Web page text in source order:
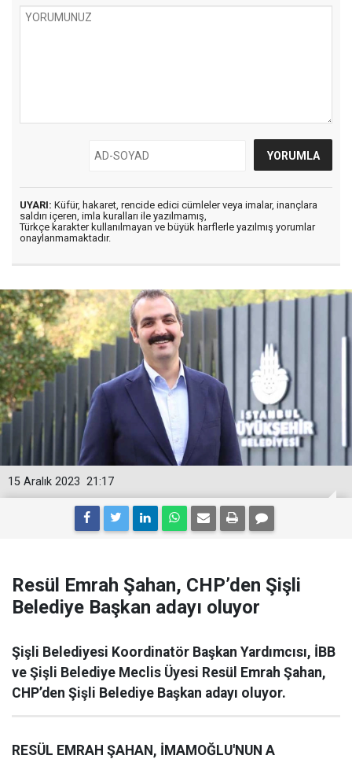
UYARI: Küfür, hakaret, rencide edici cümleler veya imalar, inançlara
saldırı içeren, imla kuralları ile yazılmamış,
Türkçe karakter kullanılmayan ve büyük harflerle yazılmış yorumlar
onaylanmamaktadır.
21:17
15 Aralık 2023
Resül Emrah Şahan, CHP’den Şişli
Belediye Başkan adayı oluyor
Şişli Belediyesi Koordinatör Başkan Yardımcısı, İBB
ve Şişli Belediye Meclis Üyesi Resül Emrah Şahan,
CHP’den Şişli Belediye Başkan adayı oluyor.
RESÜL EMRAH ŞAHAN, İMAMOĞLU'NUN A